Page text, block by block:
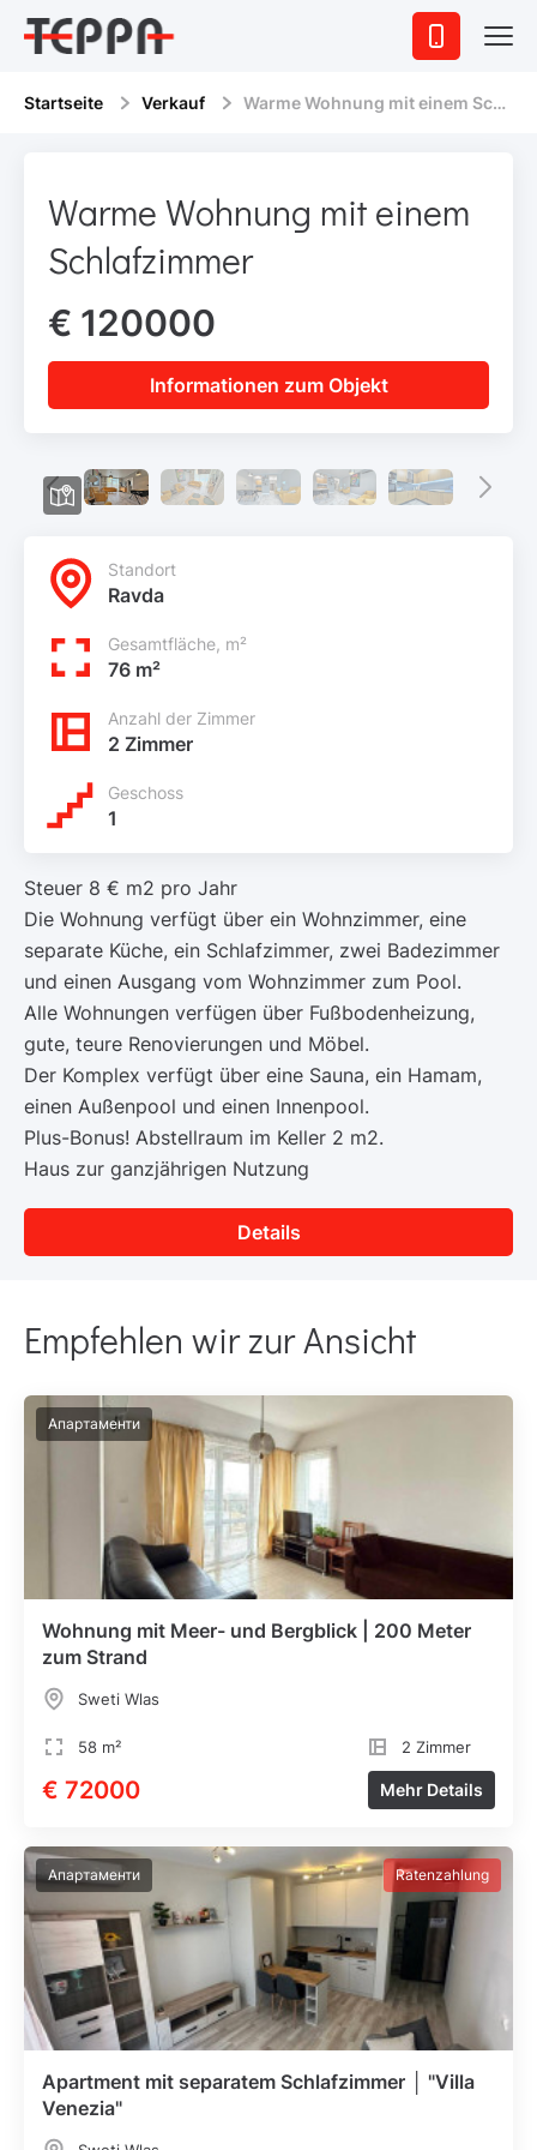
Startseite Verkauf Warme Wohnung mit einem Schlafzimmer
Warme Wohnung mit einem
Schlafzimmer
€ 120000
Informationen zum Objekt
Standort
Ravda
Gesamtfläche, m²
76 m²
Anzahl der Zimmer
2 Zimmer
Geschoss
1
Steuer 8 € m2 pro Jahr
Die Wohnung verfügt über ein Wohnzimmer, eine
separate Küche, ein Schlafzimmer, zwei Badezimmer
und einen Ausgang vom Wohnzimmer zum Pool.
Alle Wohnungen verfügen über Fußbodenheizung,
gute, teure Renovierungen und Möbel.
Der Komplex verfügt über eine Sauna, ein Hamam,
einen Außenpool und einen Innenpool.
Plus-Bonus! Abstellraum im Keller 2 m2.
Haus zur ganzjährigen Nutzung
Details
Empfehlen wir zur Ansicht
Апартаменти
Wohnung mit Meer- und Bergblick | 200 Meter
zum Strand
Sweti Wlas
58 m² 2 Zimmer
€ 72000 Mehr Details
Апартаменти Ratenzahlung
Apartment mit separatem Schlafzimmer │ "Villa
Venezia"